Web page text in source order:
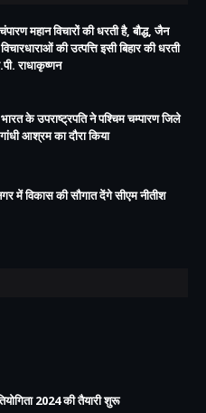
महान विचारों की धरती है, बौद्ध, जैन
की उत्पत्ति इसी बिहार की धरती
राधाकृष्णन
के उपराष्ट्रपति ने पश्चिम चम्पारण जिले
आश्रम का दौरा किया
में विकास की सौगात देंगे सीएम नीतीश
2024 की तैयारी शुरू